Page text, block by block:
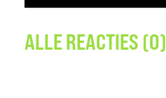
ALLE REACTIES (0)